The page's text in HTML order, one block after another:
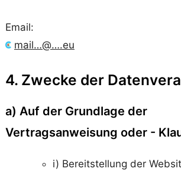
Email:
mail…@….eu
4. Zwecke der
a) Auf der Grundlage der
Vertragsanweisung oder -
i) Bereitstellung der